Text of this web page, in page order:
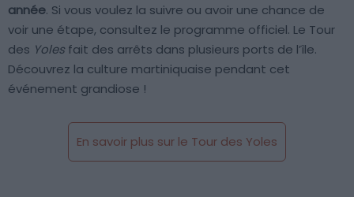
année. Si vous voulez la suivre ou avoir une chance de
voir une étape, consultez le programme officiel. Le Tour
des Yoles fait des arrêts dans plusieurs ports de l’île.
Découvrez la culture martiniquaise pendant cet
événement grandiose !
En savoir plus sur le Tour des Yoles